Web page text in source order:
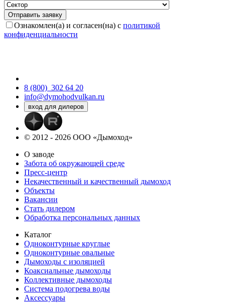
Ознакомлен(а) и согласен(на) с политикой
конфиденциальности
8 (800) 302 64 20
info@dymohodvulkan.ru
© 2012 - 2026 ООО «Дымоход»
О заводе
Забота об окружающей среде
Пресс-центр
Некачественный и качественный дымоход
Объекты
Вакансии
Стать дилером
Обработка персональных данных
Каталог
Одноконтурные круглые
Одноконтурные овальные
Дымоходы с изоляцией
Коаксиальные дымоходы
Коллективные дымоходы
Система подогрева воды
Аксессуары